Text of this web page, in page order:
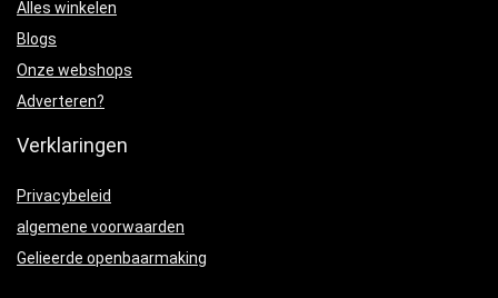
Alles winkelen
Blogs
Onze webshops
Adverteren?
Verklaringen
Privacybeleid
algemene voorwaarden
Gelieerde openbaarmaking